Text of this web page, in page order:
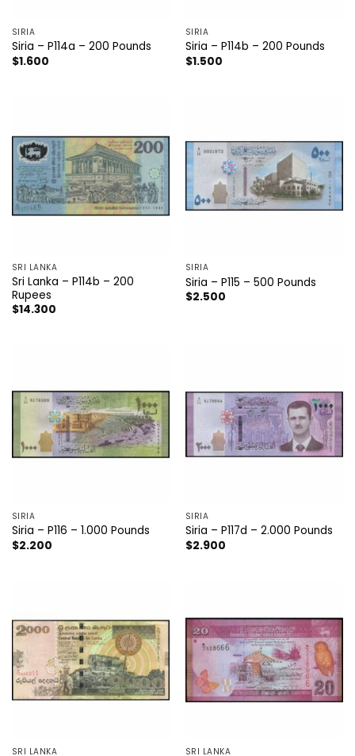
SIRIA
Siria – P114a – 200 Pounds
$1.600
SIRIA
Siria – P114b – 200 Pounds
$1.500
SRI LANKA
Sri Lanka – P114b – 200
Rupees
$14.300
SIRIA
Siria – P115 – 500 Pounds
$2.500
SIRIA
Siria – P116 – 1.000 Pounds
$2.200
SIRIA
Siria – P117d – 2.000 Pounds
$2.900
SRI LANKA SRI LANKA